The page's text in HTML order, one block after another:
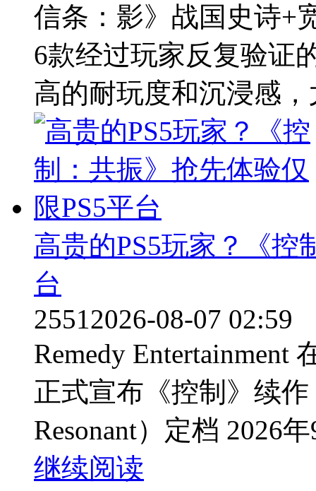
信条：影》战国史诗+
6款经过玩家反复验证
高的耐玩度和沉浸感，
高贵的PS5玩家？《控
台
25512026-08-07 02:59
Remedy Entertainment
正式宣布《控制》续
Resonant）定档 2026
继续阅读